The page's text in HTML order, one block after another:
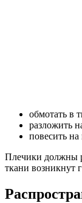
обмотать в
разложить
повесить на
Плечики должны
ткани возникнут